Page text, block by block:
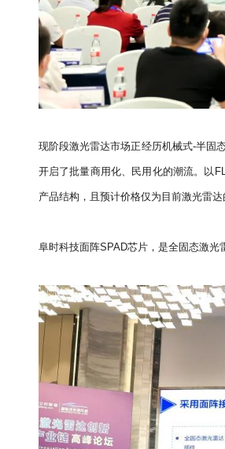
现阶段激光雷达市场正经历机械式-半固
开启了批量商用化、民用化的潮流。以
产品结构，且预计价格仅为目前激光雷达
阜时科技面阵SPAD芯片，是全固态激光